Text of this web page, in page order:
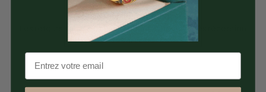
Satisfait ou Remboursé
Les retours sont possible pendant 30 jours après réception
des articles.